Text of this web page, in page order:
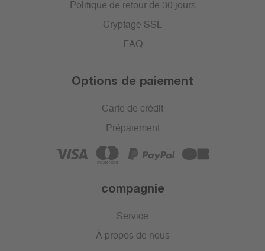
Politique de retour de 30 jours
Cryptage SSL
FAQ
Options de paiement
Carte de crédit
Prépaiement
compagnie
Service
À propos de nous